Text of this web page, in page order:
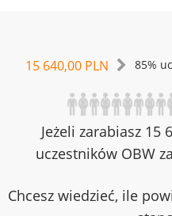
15 640,00 PLN 85%
Jeżeli zarabiasz 15
uczestników OBW
Chcesz wiedzieć, ile